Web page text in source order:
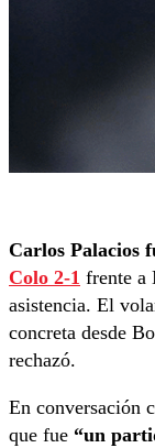
Carlos Palacios
Colo 2-1 frente a
asistencia. El
concreta desde
rechazó.
En conversación
que fue “un